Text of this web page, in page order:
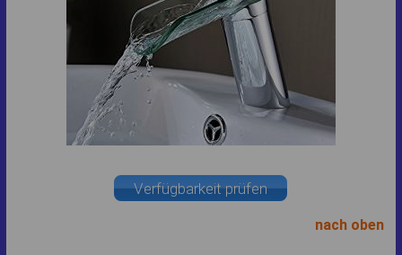
Verfügbarkeit prüfen
nach oben